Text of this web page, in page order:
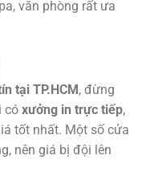
văn phòng rất ưa
tại TP.HCM, đừng
có xưởng in trực tiếp,
tốt nhất. Một số cửa
nên giá bị đội lên